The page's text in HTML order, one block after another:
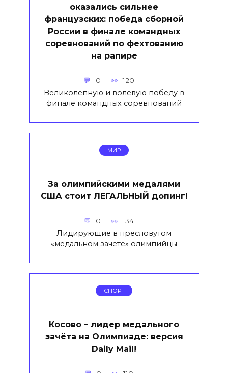
оказались сильнее
французских: победа сборной
России в финале командных
соревнований по фехтованию
на рапире
0 120
Великолепную и волевую победу в
финале командных соревнований
МИР
За олимпийскими медалями
США стоит ЛЕГАЛЬНЫЙ допинг!
0 134
Лидирующие в пресловутом
«медальном зачёте» олимпийцы
СПОРТ
Косово – лидер медального
зачёта на Олимпиаде: версия
Daily Mail!